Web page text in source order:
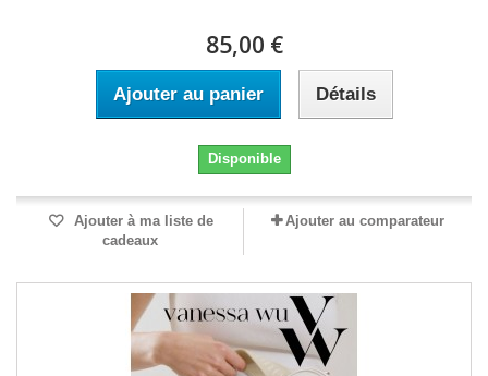
85,00 €
Ajouter au panier Détails
Disponible
Ajouter à ma liste de
cadeaux
Ajouter au comparateur